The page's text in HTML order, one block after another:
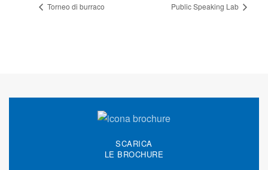
Torneo di burraco Public Speaking Lab
SCARICA
LE BROCHURE